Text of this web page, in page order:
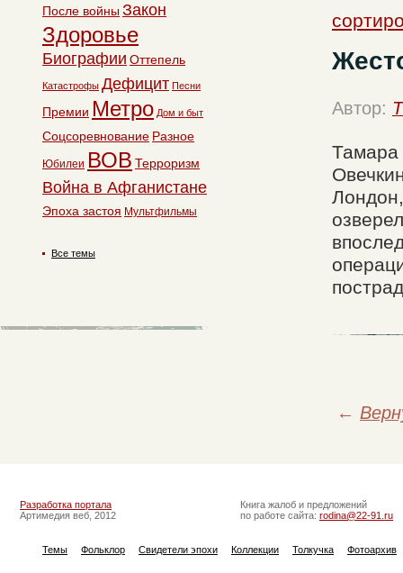
Автор:
Тамара
←
После войны Закон
Здоровье
Биографии Оттепель
Катастрофы Дефицит Песни
Премии Метро Дом и быт
Соцсоревнование Разное
Юбилеи ВОВ Терроризм
Война в Афганистане
Эпоха застоя Мультфильмы
Все темы
Разработка портала
Артимедия веб, 2012
Книга жалоб и предложений
по работе сайта: rodina@22-91.ru
Темы Фольклор Свидетели эпохи Коллекции Толкучка Фотоархив